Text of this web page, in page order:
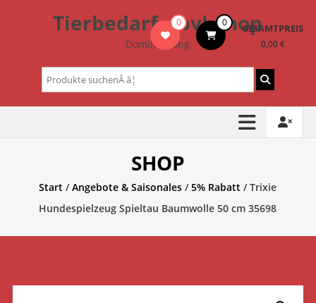
Tierbedarf – bvl-Shop
Dominik Lang
0 0 GESAMTPREIS
0,00 €
Suchen
nach:
SHOP
Start /Angebote & Saisonales /5% Rabatt / Trixie
Hundespielzeug Spieltau Baumwolle 50 cm 35698